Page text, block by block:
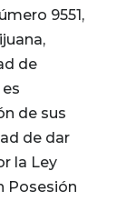
9551,
de
de sus
de dar
la Ley
Posesión